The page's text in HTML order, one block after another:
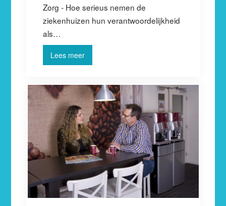
Zorg - Hoe serieus nemen de
ziekenhuizen hun verantwoordelijkheid
als…
Lees meer